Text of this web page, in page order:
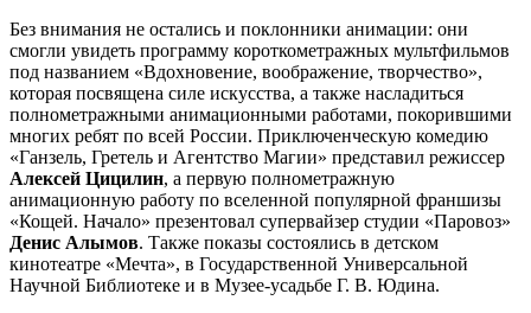
Без внимания не остались и поклонники анимации: они
смогли увидеть программу короткометражных мультфильмов
под названием «Вдохновение, воображение, творчество»,
которая посвящена силе искусства, а также насладиться
полнометражными анимационными работами, покорившими
многих ребят по всей России. Приключенческую комедию
«Ганзель, Гретель и Агентство Магии» представил режиссер
Алексей Цицилин, а первую полнометражную
анимационную работу по вселенной популярной франшизы
«Кощей. Начало» презентовал супервайзер студии «Паровоз»
Денис Алымов. Также показы состоялись в детском
кинотеатре «Мечта», в Государственной Универсальной
Научной Библиотеке и в Музее-усадьбе Г. В. Юдина.